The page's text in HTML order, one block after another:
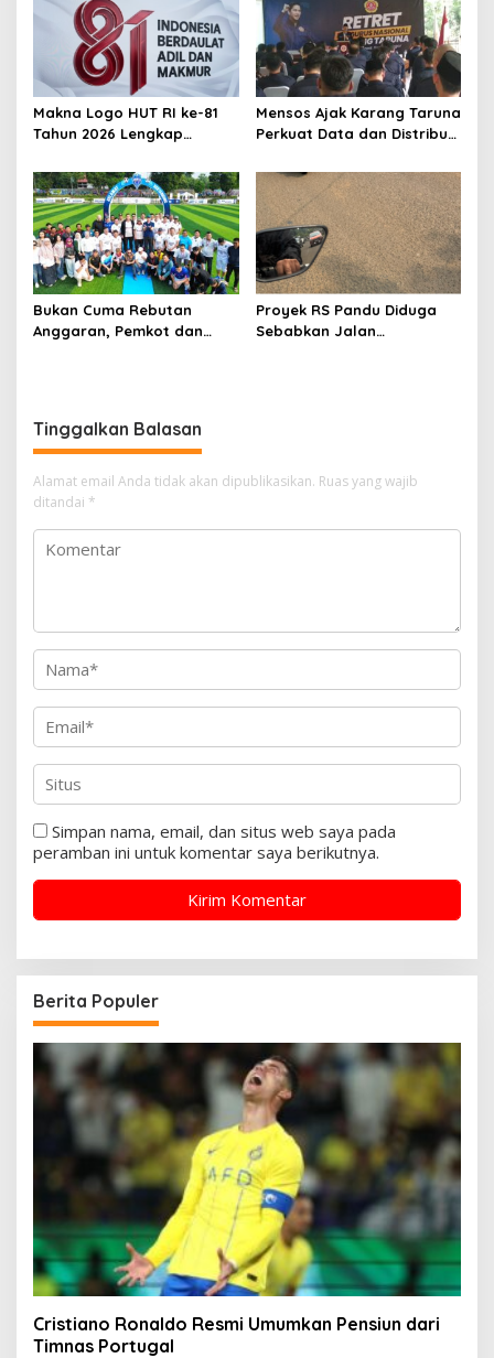
Makna Logo HUT RI ke-81
Tahun 2026 Lengkap
Pedoman Resmi
Mensos Ajak Karang Taruna
Perkuat Data dan Distribusi
Bukan Cuma Rebutan
Anggaran, Pemkot dan
Proyek RS Pandu Diduga
Sebabkan Jalan
Tinggalkan Balasan
Alamat email Anda tidak akan dipublikasikan. Ruas yang wajib
ditandai *
Simpan nama, email, dan situs web saya pada
peramban ini untuk komentar saya berikutnya.
Berita Populer
Cristiano Ronaldo Resmi Umumkan Pensiun dari
Timnas Portugal